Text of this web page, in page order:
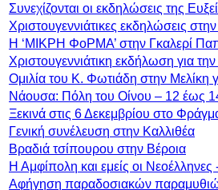
Συνεχίζονται οι εκδηλώσεις της
Χριστουγεννιάτικες εκδηλώσεις
Η ‘ΜΙΚΡΗ ΦοΡΜΑ’ στην Γκαλερί
Χριστουγεννιάτικη εκδήλωση για
Ομιλία του Κ. Φωτιάδη στην Μελίκη
Νάουσα: Πόλη του Οίνου – 12 έως
Ξεκινά στις 6 Δεκεμβρίου στο
Γενική συνέλευση στην Καλλιθέα
Βραδιά τσίπουρου στην Βέροια
Η Αμφίπολη και εμείς οι
Αφήγηση παραδοσιακών